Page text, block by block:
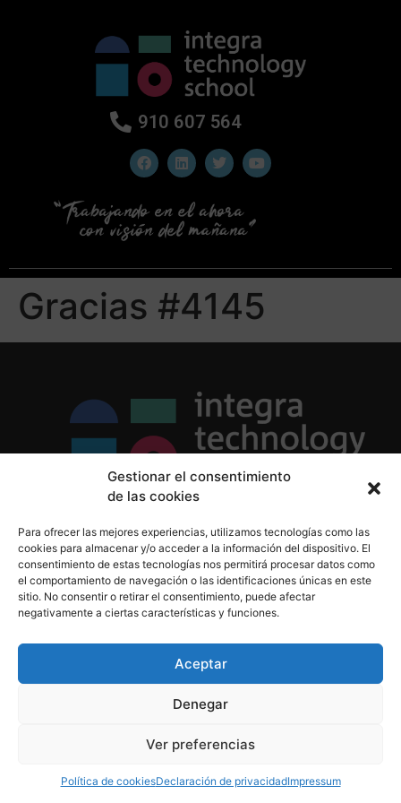
Gestionar el consentimiento
de las cookies
Para ofrecer las mejores experiencias, utilizamos tecnologías como las
cookies para almacenar y/o acceder a la información del dispositivo. El
consentimiento de estas tecnologías nos permitirá procesar datos como
el comportamiento de navegación o las identificaciones únicas en este
sitio. No consentir o retirar el consentimiento, puede afectar
negativamente a ciertas características y funciones.
Aceptar
Denegar
Ver preferencias
Política de cookiesDeclaración de privacidadImpressum
910 607 564
Gracias #4145
Política de Cookies
Aviso Legal
910 607 564
derechos reservados